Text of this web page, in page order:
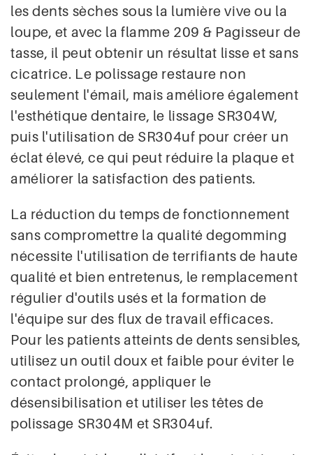
les dents sèches sous la lumière vive ou la
loupe, et avec la flamme 209 & Pagisseur de
tasse, il peut obtenir un résultat lisse et sans
cicatrice. Le polissage restaure non
seulement l'émail, mais améliore également
l'esthétique dentaire, le lissage SR304W,
puis l'utilisation de SR304uf pour créer un
éclat élevé, ce qui peut réduire la plaque et
améliorer la satisfaction des patients.
La réduction du temps de fonctionnement
sans compromettre la qualité degomming
nécessite l'utilisation de terrifiants de haute
qualité et bien entretenus, le remplacement
régulier d'outils usés et la formation de
l'équipe sur des flux de travail efficaces.
Pour les patients atteints de dents sensibles,
utilisez un outil doux et faible pour éviter le
contact prolongé, appliquer le
désensibilisation et utiliser les têtes de
polissage SR304M et SR304uf.